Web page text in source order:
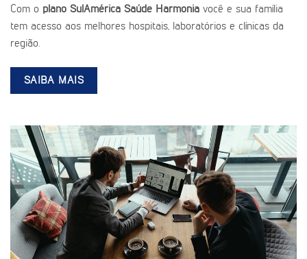
Com o plano SulAmérica Saúde Harmonia você e sua família
tem acesso aos melhores hospitais, laboratórios e clínicas da
região.
SAIBA MAIS